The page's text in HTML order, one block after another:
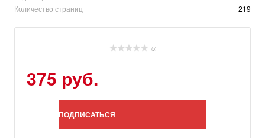
Количество страниц
219
(0)
375 руб.
ПОДПИСАТЬСЯ